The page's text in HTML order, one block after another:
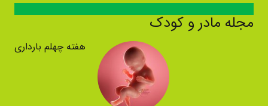
مجله مادر و کودک
هفته چهلم بارداری